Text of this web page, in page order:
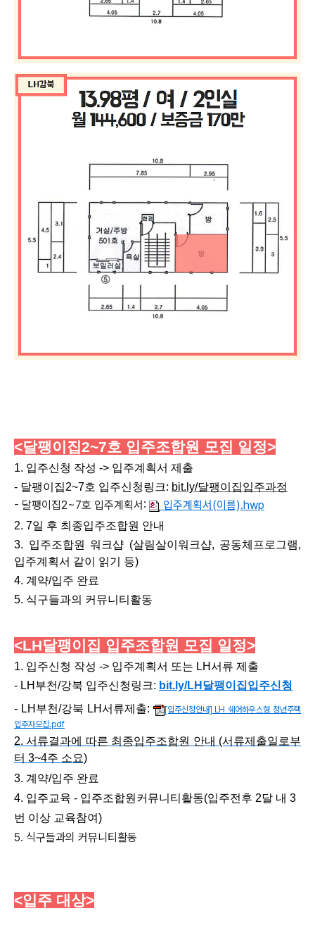
<달팽이집2~7호 입주조합원 모집 일정>
1. 입주신청 작성 -> 입주계획서 제출
- 달팽이집2~7호 입주신청링크: bit.ly/달팽이집입주과정
- 달팽이집2~7호 입주계획서: 입주계획서(이름).hwp
2. 7일 후 최종입주조합원 안내
3. 입주조합원 워크샵 (살림살이워크샵, 공동체프로그램,
입주계획서 같이 읽기 등)
4. 계약/입주 완료
5. 식구들과의 커뮤니티활동
<LH달팽이집 입주조합원 모집 일정>
1. 입주신청 작성 -> 입주계획서 또는 LH서류 제출
- LH부천/강북 입주신청링크: bit.ly/LH달팽이집입주신청
- LH부천/강북 LH서류제출:
[입주신청안내] LH 쉐어하우스형 청년주택
입주자모집.pdf
2. 서류결과에 따른 최종입주조합원 안내 (서류제출일로부
터 3~4주 소요)
3. 계약/입주 완료
4. 입주교육 - 입주조합원커뮤니티활동(입주전후 2달 내 3
번 이상 교육참여)
5. 식구들과의 커뮤니티활동
<입주 대상>